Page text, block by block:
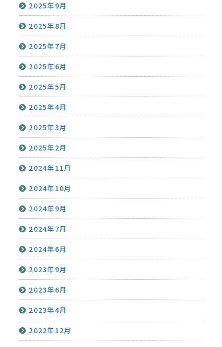
2025年9月
2025年8月
2025年7月
2025年6月
2025年5月
2025年4月
2025年3月
2025年2月
2024年11月
2024年10月
2024年9月
2024年7月
2024年6月
2023年9月
2023年6月
2023年4月
2022年12月